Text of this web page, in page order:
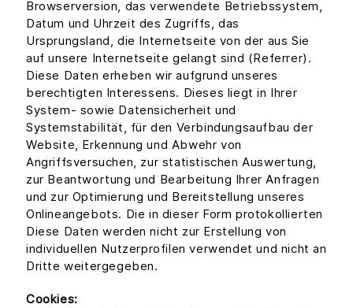
Browserversion, das verwendete Betriebssystem,
Datum und Uhrzeit des Zugriffs, das
Ursprungsland, die Internetseite von der aus Sie
auf unsere Internetseite gelangt sind (Referrer).
Diese Daten erheben wir aufgrund unseres
berechtigten Interessens. Dieses liegt in Ihrer
System- sowie Datensicherheit und
Systemstabilität, für den Verbindungsaufbau der
Website, Erkennung und Abwehr von
Angriffsversuchen, zur statistischen Auswertung,
zur Beantwortung und Bearbeitung Ihrer Anfragen
und zur Optimierung und Bereitstellung unseres
Onlineangebots. Die in dieser Form protokollierten
Diese Daten werden nicht zur Erstellung von
individuellen Nutzerprofilen verwendet und nicht an
Dritte weitergegeben.
Cookies: